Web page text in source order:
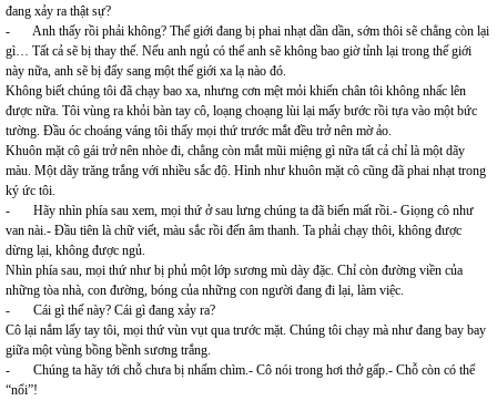
đang xảy ra thật sự?
- Anh thấy rồi phải không? Thế giới đang bị phai nhạt dần dần, sớm thôi sẽ chẳng còn lại
gì… Tất cả sẽ bị thay thế. Nếu anh ngủ có thể anh sẽ không bao giờ tỉnh lại trong thế giới
này nữa, anh sẽ bị đẩy sang một thế giới xa lạ nào đó.
Không biết chúng tôi đã chạy bao xa, nhưng cơn mệt mỏi khiến chân tôi không nhấc lên
được nữa. Tôi vùng ra khỏi bàn tay cô, loạng choạng lùi lại mấy bước rồi tựa vào một bức
tường. Đầu óc choáng váng tôi thấy mọi thứ trước mắt đều trở nên mờ ảo.
Khuôn mặt cô gái trở nên nhòe đi, chẳng còn mắt mũi miệng gì nữa tất cả chỉ là một dãy
màu. Một dãy trăng trắng với nhiều sắc độ. Hình như khuôn mặt cô cũng đã phai nhạt trong
ký ức tôi.
- Hãy nhìn phía sau xem, mọi thứ ở sau lưng chúng ta đã biến mất rồi.- Giọng cô như
van nài.- Đầu tiên là chữ viết, màu sắc rồi đến âm thanh. Ta phải chạy thôi, không được
dừng lại, không được ngủ.
Nhìn phía sau, mọi thứ như bị phủ một lớp sương mù dày đặc. Chỉ còn đường viền của
những tòa nhà, con đường, bóng của những con người đang đi lại, làm việc.
- Cái gì thế này? Cái gì đang xảy ra?
Cô lại nắm lấy tay tôi, mọi thứ vùn vụt qua trước mặt. Chúng tôi chạy mà như đang bay bay
giữa một vùng bồng bềnh sương trắng.
- Chúng ta hãy tới chỗ chưa bị nhấm chìm.- Cô nói trong hơi thở gấp.- Chỗ còn có thể
“nổi”!